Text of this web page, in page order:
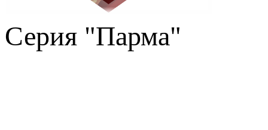
Серия "Парма"